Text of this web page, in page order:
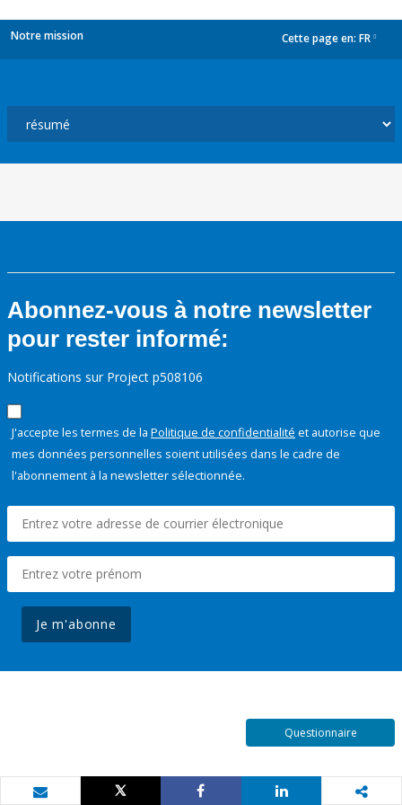
Notre mission Cette page en: FR
Abonnez-vous à notre newsletter
pour rester informé:
Notifications sur Project p508106
J'accepte les termes de la Politique de confidentialité et autorise que
mes données personnelles soient utilisées dans le cadre de
l'abonnement à la newsletter sélectionnée.
Je m'abonne
Questionnaire